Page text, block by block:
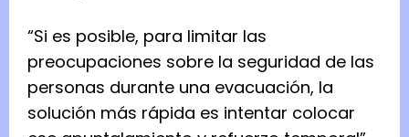
“Si es posible, para limitar las
preocupaciones sobre la seguridad de las
personas durante una evacuación, la
solución más rápida es intentar colocar